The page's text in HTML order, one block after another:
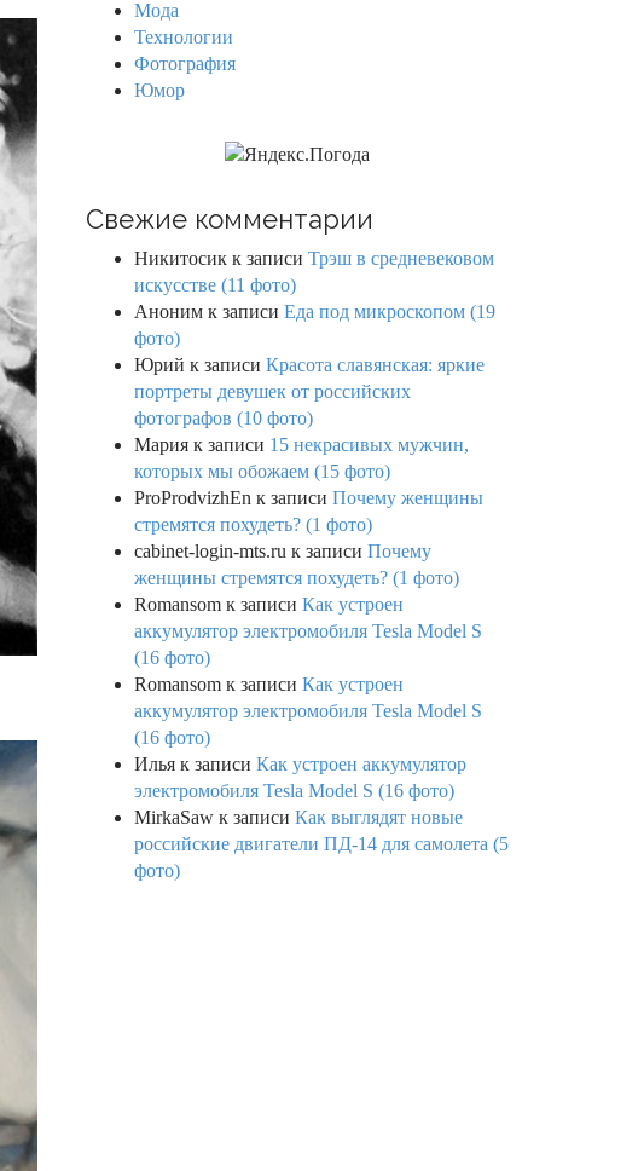
Мода
Технологии
Фотография
Юмор
Свежие комментарии
Никитосик к записи Трэш в средневековом
искусстве (11 фото)
Аноним к записи Еда под микроскопом (19
фото)
Юрий к записи Красота славянская: яркие
портреты девушек от российских
фотографов (10 фото)
Мария к записи 15 некрасивых мужчин,
которых мы обожаем (15 фото)
ProProdvizhEn к записи Почему женщины
стремятся похудеть? (1 фото)
cabinet-login-mts.ru к записи Почему
женщины стремятся похудеть? (1 фото)
Romansom к записи Как устроен
аккумулятор электромобиля Tesla Model S
(16 фото)
Romansom к записи Как устроен
аккумулятор электромобиля Tesla Model S
(16 фото)
Илья к записи Как устроен аккумулятор
электромобиля Tesla Model S (16 фото)
MirkaSaw к записи Как выглядят новые
российские двигатели ПД-14 для самолета (5
фото)